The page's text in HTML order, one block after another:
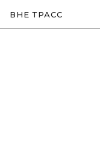
ВНЕ ТРАСС